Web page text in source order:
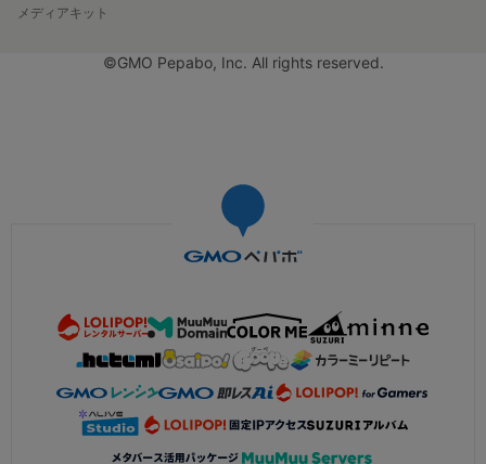
メディアキット
©GMO Pepabo, Inc. All rights reserved.